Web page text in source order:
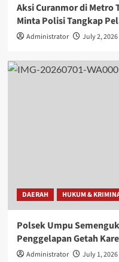
Aksi Curanmor di Metro
Minta Polisi Tangkap
Administrator July 2, 2026
DAERAH HUKUM &
Polsek Umpu
Penggelapan Getah
Administrator July 1, 2026